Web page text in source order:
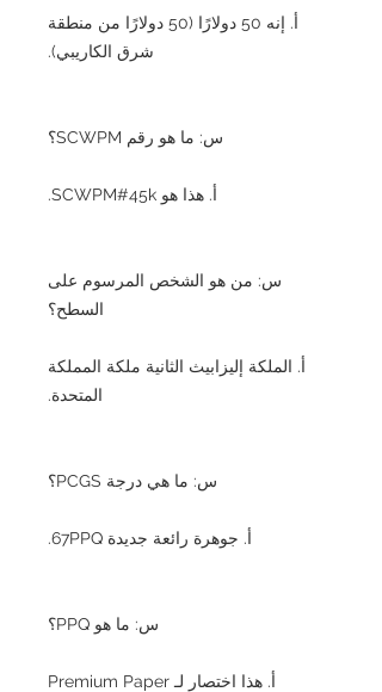
أ. إنه 50 دولارًا (50 دولارًا من منطقة
شرق الكاريبي).
س: ما هو رقم SCWPM؟
أ. هذا هو SCWPM#45k.
س: من هو الشخص المرسوم على
السطح؟
أ. الملكة إليزابيث الثانية ملكة المملكة
المتحدة.
س: ما هي درجة PCGS؟
أ. جوهرة رائعة جديدة 67PPQ.
س: ما هو PPQ؟
أ. هذا اختصار لـ Premium Paper